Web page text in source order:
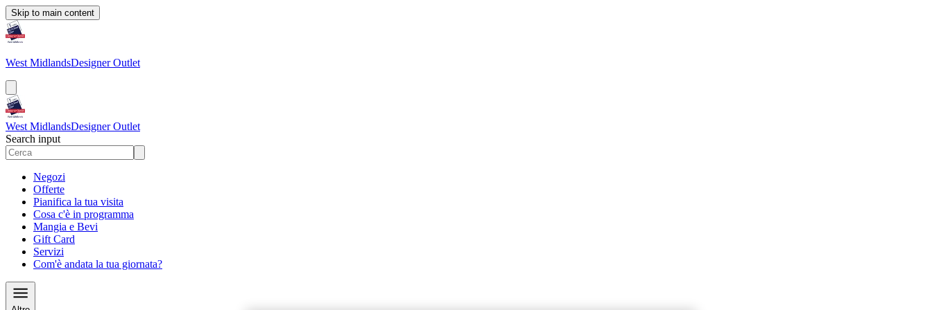
Skip to main content
West MidlandsDesigner Outlet
West MidlandsDesigner Outlet
Search input
Negozi
Offerte
Pianifica la tua visita
Cosa c'è in programma
Mangia e Bevi
Gift Card
Servizi
Com'è andata la tua giornata?